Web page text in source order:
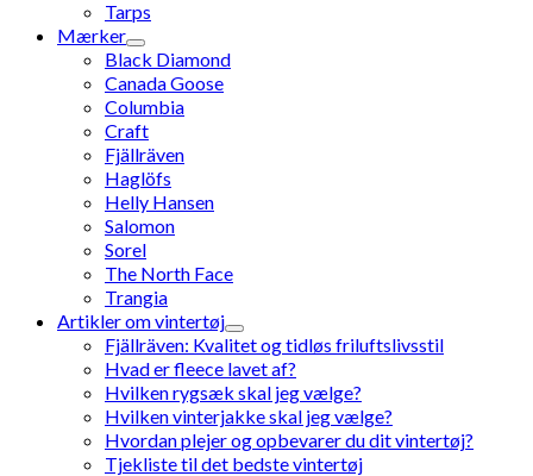
Tarps
Mærker
Black Diamond
Canada Goose
Columbia
Craft
Fjällräven
Haglöfs
Helly Hansen
Salomon
Sorel
The North Face
Trangia
Artikler om vintertøj
Fjällräven: Kvalitet og tidløs friluftslivsstil
Hvad er fleece lavet af?
Hvilken rygsæk skal jeg vælge?
Hvilken vinterjakke skal jeg vælge?
Hvordan plejer og opbevarer du dit vintertøj?
Tjekliste til det bedste vintertøj